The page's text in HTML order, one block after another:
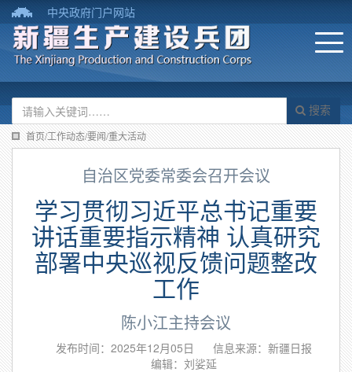
中央政府门户网站
搜索
首页/工作动态/要闻/重大活动
自治区党委常委会召开会议
学习贯彻习近平总书记重要
讲话重要指示精神 认真研究
部署中央巡视反馈问题整改
工作
陈小江主持会议
发布时间：2025年12月05日
信息来源：新疆日报
编辑：刘娑延